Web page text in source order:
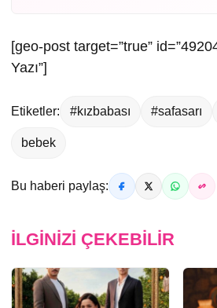
[geo-post target=”true”
Yazı”]
Etiketler: #kızbabası #safasarı
bebek
Bu haberi paylaş:
İLGINIZI ÇEKEBILIR